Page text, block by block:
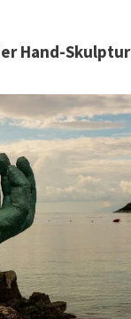
Hand-